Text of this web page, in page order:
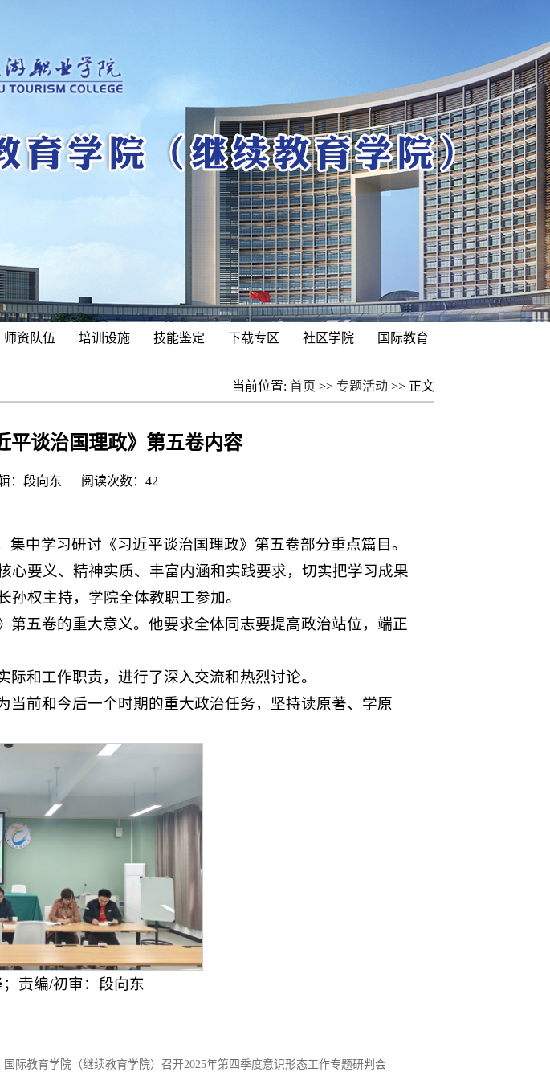
师资队伍 培训设施 技能鉴定 下载专区 社区学院 国际教育
当前位置: 首页 >> 专题活动 >> 正文
平谈治国理政》第五卷内容
：段向东 阅读次数： 42
中学习研讨《习近平谈治国理政》第五卷部分重点篇目。
要义、精神实质、丰富内涵和实践要求，切实把学习成果
权主持，学院全体教职工参加。
五卷的重大意义。他要求全体同志要提高政治站位，端正
和工作职责，进行了深入交流和热烈讨论。
前和今后一个时期的重大政治任务，坚持读原著、学原
/初审：段向东
国际教育学院（继续教育学院）召开2025年第四季度意识形态工作专题研判会